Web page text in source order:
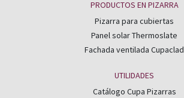
PRODUCTOS EN PIZARRA
Pizarra para cubiertas
Panel solar Thermoslate
Fachada ventilada Cupaclad
UTILIDADES
Catálogo Cupa Pizarras